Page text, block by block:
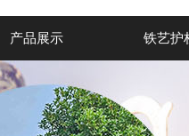
产品展示 铁艺护